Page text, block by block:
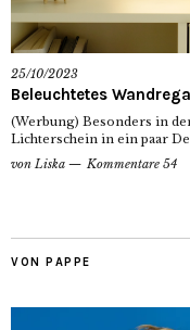
25/10/2023
Beleuchtetes
(Werbung) Besonders in
Lichterschein in ein paar
von Liska Kommentare 54
VON PAPPE